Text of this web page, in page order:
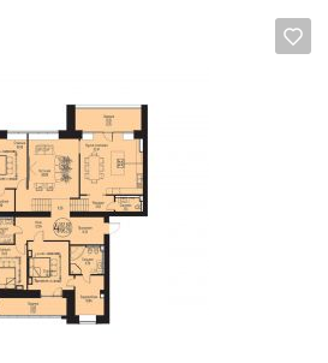
Да, удалить Отмена